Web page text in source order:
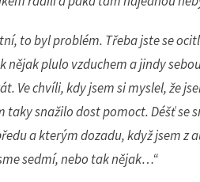
to byl problém. Třeba jste se
nějak plulo vzduchem a jindy
Ve chvíli, kdy jsem si myslel, že
taky snažilo dost pomoct. Déšť se
a kterým dozadu, když jsem z
sedmí, nebo tak nějak…“
jazyk newsletteru:
PŘIHLÁSIT K ODBĚRU